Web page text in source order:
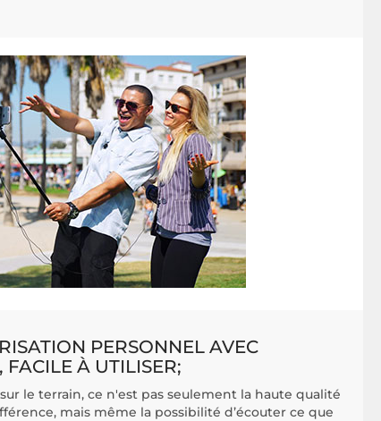
PERSONNEL AVEC
À UTILISER;
le terrain, ce n'est pas seulement la haute qualité
mais même la possibilité d’écouter ce que